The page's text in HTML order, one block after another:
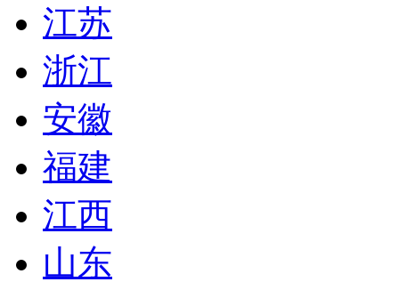
江苏
浙江
安徽
福建
江西
山东